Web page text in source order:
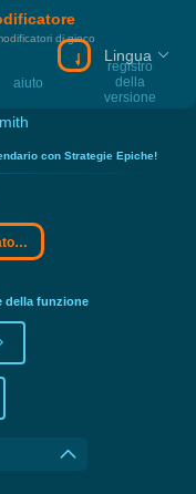
di gioco
aiuto
registro
della
versione
Scarica il
Lingua
con Strategie Epiche!
della funzione